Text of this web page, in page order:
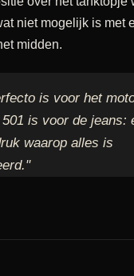
niet mogelijk is met
midden.
is voor het
is voor de jeans:
waarop alles is